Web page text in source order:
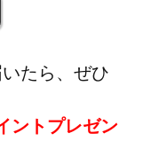
たら、ぜひ
ントプレゼン